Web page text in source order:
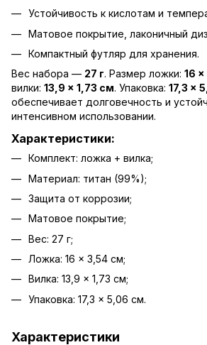
Устойчивость к кислотам и
Матовое покрытие, лаконичный
Компактный футляр для хранения.
Вес набора — 27 г. Размер ложки: 16
вилки: 13,9 × 1,73 см. Упаковка: 17,3 ×
обеспечивает долговечность и
интенсивном использовании.
Характеристики:
Комплект: ложка + вилка;
Материал: титан (99%);
Защита от коррозии;
Матовое покрытие;
Вес: 27 г;
Ложка: 16 × 3,54 см;
Вилка: 13,9 × 1,73 см;
Упаковка: 17,3 × 5,06 см.
Характеристики